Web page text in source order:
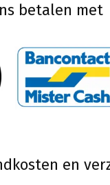
betalen met
en